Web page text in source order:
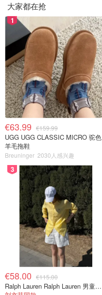
大家都在抢
1
€63.99 €159.99
UGG UGG CLASSIC MICRO 驼色
羊毛拖鞋
Breuninger 2030人感兴趣
3
€58.00 €115.00
Ralph Lauren Ralph Lauren 男童亚麻衬衫